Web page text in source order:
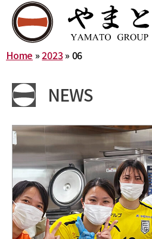
YAMATO
会社概
やまとグループ株式会社
株式会社大和
株式会社
沿革
Home »2023» 06
NEWS